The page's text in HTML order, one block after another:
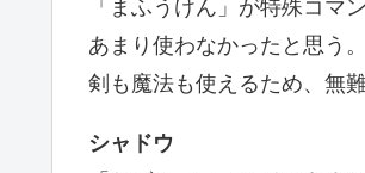
「まふうけん」が特殊コマ
あまり使わなかったと思う。
剣も魔法も使えるため、無
シャドウ